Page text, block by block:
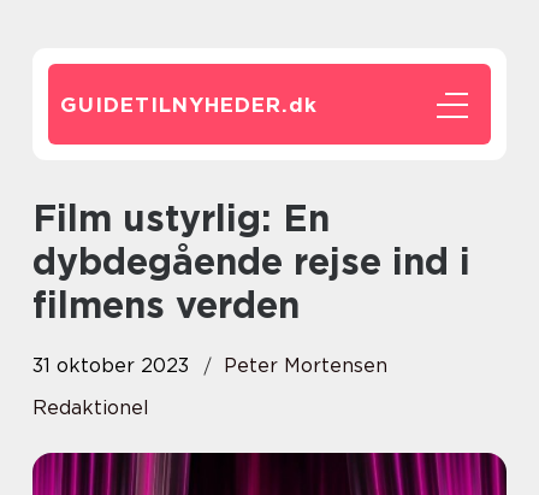
GUIDETILNYHEDER.dk
Film ustyrlig: En
dybdegående rejse ind i
filmens verden
31 oktober 2023
Peter Mortensen
Redaktionel